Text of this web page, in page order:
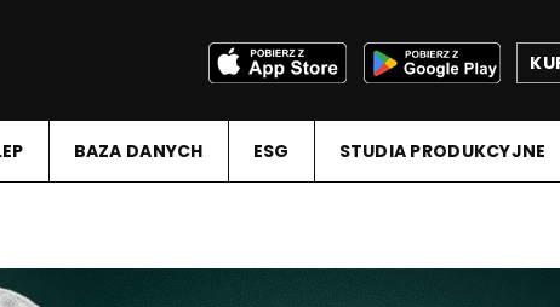
BAZA DANYCH ESG STUDIA PRODUKCYJNE